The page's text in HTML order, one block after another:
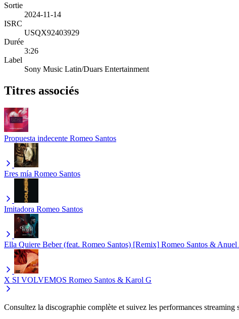
Sortie
2024-11-14
ISRC
USQX92403929
Durée
3:26
Label
Sony Music Latin/Duars Entertainment
Titres associés
Propuesta indecente Romeo Santos
Eres mía Romeo Santos
Imitadora Romeo Santos
Ella Quiere Beber (feat. Romeo Santos) [Remix] Romeo Santos &
X SI VOLVEMOS Romeo Santos & Karol G
Consultez la discographie complète et suivez les performances streaming